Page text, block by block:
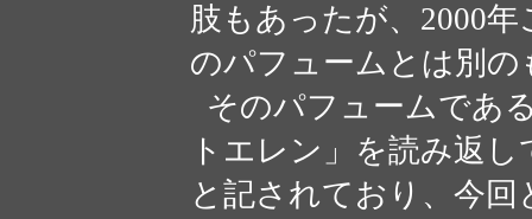
肢もあったが、2000
のパフュームとは別
そのパフュームであ
トエレン」を読み返
と記されており、今